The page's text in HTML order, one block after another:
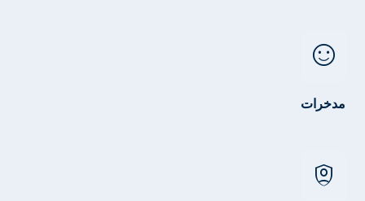
sentiment_satisfied
مدخرات
shield_person